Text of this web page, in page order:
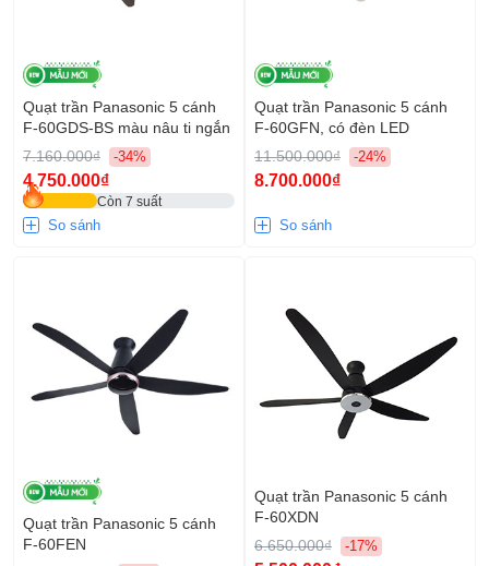
Quạt trần Panasonic 5 cánh
F-60GDS-BS màu nâu ti ngắn
7.160.000₫
-34%
4.750.000₫
Còn 7 suất
So sánh
Quạt trần Panasonic 5 cánh
F‑60GFN, có đèn LED
11.500.000₫
-24%
8.700.000₫
So sánh
Quạt trần Panasonic 5 cánh
F‑60FEN
Quạt trần Panasonic 5 cánh
F‑60XDN
6.650.000₫
-17%